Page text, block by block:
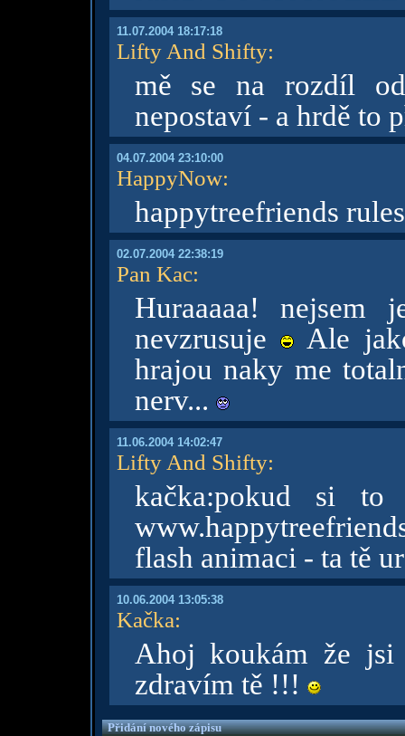
11.07.2004 18:17:18
Lifty And Shifty:
mě se na rozdíl
nepostaví - a hrdě to
04.07.2004 23:10:00
HappyNow:
happytreefriends
02.07.2004 22:38:19
Pan Kac:
Huraaaaa! nejsem
nevzrusuje
Ale
hrajou naky me
nerv...
11.06.2004 14:02:47
Lifty And Shifty:
kačka:pokud si to
flash animaci - ta tě
10.06.2004 13:05:38
Kačka:
Ahoj koukám že
zdravím tě !!!
Přidání nového zápisu